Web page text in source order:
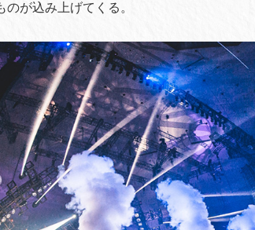
のが込み上げてくる。